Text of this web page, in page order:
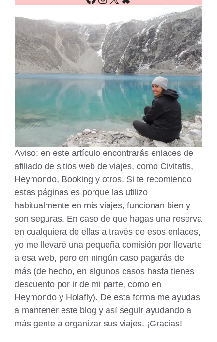
Aviso: en este artículo encontrarás enlaces de
afiliado de sitios web de viajes, como Civitatis,
Heymondo, Booking y otros. Si te recomiendo
estas páginas es porque las utilizo
habitualmente en mis viajes, funcionan bien y
son seguras. En caso de que hagas una reserva
en cualquiera de ellas a través de esos enlaces,
yo me llevaré una pequeña comisión por llevarte
a esa web, pero en ningún caso pagarás de
más (de hecho, en algunos casos hasta tienes
descuento por ir de mi parte, como en
Heymondo y Holafly). De esta forma me ayudas
a mantener este blog y así seguir ayudando a
más gente a organizar sus viajes. ¡Gracias!